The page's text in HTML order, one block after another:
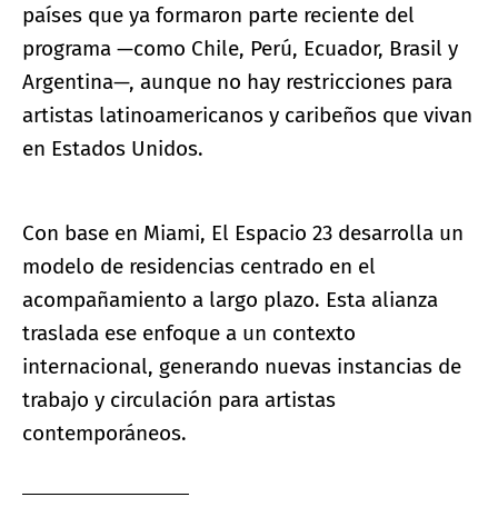
países que ya formaron parte reciente del
programa —como Chile, Perú, Ecuador, Brasil y
Argentina—, aunque no hay restricciones para
artistas latinoamericanos y caribeños que vivan
en Estados Unidos.
Con base en Miami, El Espacio 23 desarrolla un
modelo de residencias centrado en el
acompañamiento a largo plazo. Esta alianza
traslada ese enfoque a un contexto
internacional, generando nuevas instancias de
trabajo y circulación para artistas
contemporáneos.